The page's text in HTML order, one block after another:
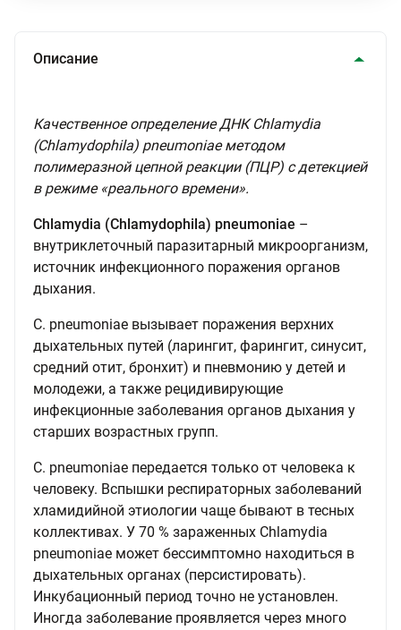
Описание
Качественное определение ДНК Chlamydia
(Chlamydophila) pneumoniae методом
полимеразной цепной реакции (ПЦР) с детекцией
в режиме «реального времени».
Chlamydia (Chlamydophila) pneumoniae –
внутриклеточный паразитарный микроорганизм,
источник инфекционного поражения органов
дыхания.
C. pneumoniaе вызывает поражения верхних
дыхательных путей (ларингит, фарингит, синусит,
средний отит, бронхит) и пневмонию у детей и
молодежи, а также рецидивирующие
инфекционные заболевания органов дыхания у
старших возрастных групп.
C. pneumoniaе передается только от человека к
человеку. Вспышки респираторных заболеваний
хламидийной этиологии чаще бывают в тесных
коллективах. У 70 % зараженных Chlamydia
pneumoniae может бессимптомно находиться в
дыхательных органах (персистировать).
Инкубационный период точно не установлен.
Иногда заболевание проявляется через много